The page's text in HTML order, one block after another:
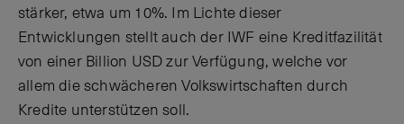
stärker, etwa um 10%. Im Lichte dieser
Entwicklungen stellt auch der IWF eine Kreditfazilität
von einer Billion USD zur Verfügung, welche vor
allem die schwächeren Volkswirtschaften durch
Kredite unterstützen soll.